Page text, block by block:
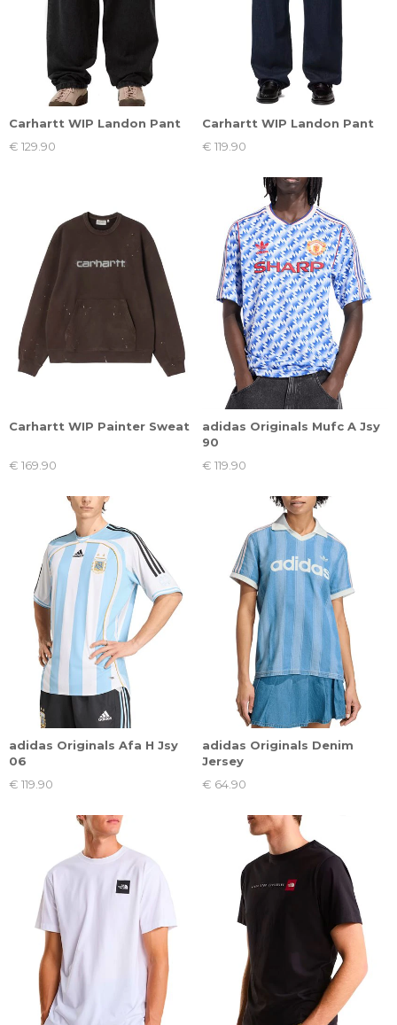
Carhartt WIP Landon Pant
€ 129.90
Carhartt WIP Landon Pant
€ 119.90
Carhartt WIP Painter Sweat
€ 169.90
adidas Originals Mufc A Jsy
90
€ 119.90
adidas Originals Afa H Jsy
06
€ 119.90
adidas Originals Denim
Jersey
€ 64.90